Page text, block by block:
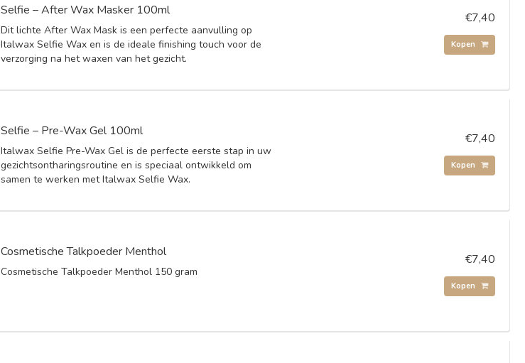
Selfie – After Wax Masker 100ml
Dit lichte After Wax Mask is een perfecte aanvulling op
Italwax Selfie Wax en is de ideale finishing touch voor de
verzorging na het waxen van het gezicht.
€7,40
Kopen
Selfie – Pre-Wax Gel 100ml
Italwax Selfie Pre-Wax Gel is de perfecte eerste stap in uw
gezichtsontharingsroutine en is speciaal ontwikkeld om
samen te werken met Italwax Selfie Wax.
€7,40
Kopen
Cosmetische Talkpoeder Menthol
Cosmetische Talkpoeder Menthol 150 gram
€7,40
Kopen